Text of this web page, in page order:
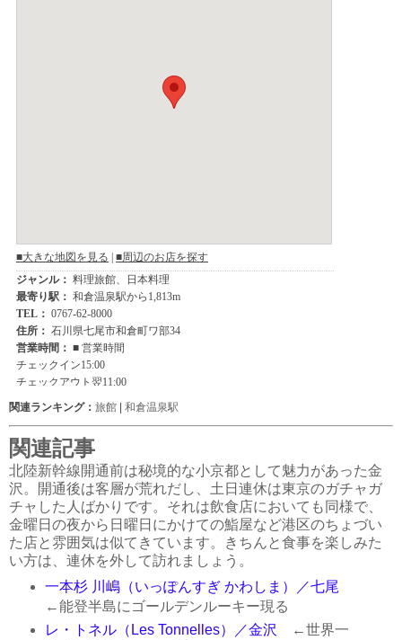
関連ランキング： 旅館 | 和倉温泉駅
関連記事
北陸新幹線開通前は秘境的な小京都として魅力があった金
沢。開通後は客層が荒れだし、土日連休は東京のガチャガ
チャした人ばかりです。それは飲食店においても同様で、
金曜日の夜から日曜日にかけての鮨屋など港区のちょづい
た店と雰囲気は似てきています。きちんと食事を楽しみた
い方は、連休を外して訪れましょう。
一本杉 川嶋（いっぽんすぎ かわしま）／七尾
←能登半島にゴールデンルーキー現る
レ・トネル（Les Tonnelles）／金沢 ←世界一